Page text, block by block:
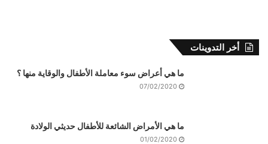
أخر التدوينات
ما هي أعراض سوء معاملة الأطفال والوقاية منها ؟
07/02/2020
ما هي الأمراض الشائعة للأطفال حديثي الولادة
01/02/2020